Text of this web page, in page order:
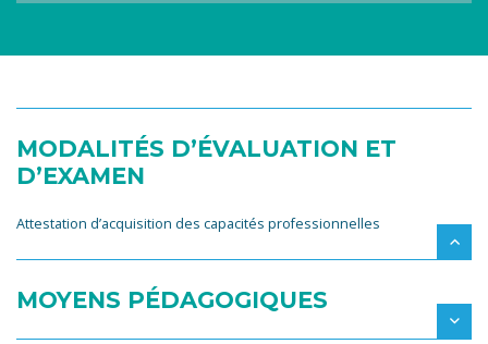
MODALITÉS D’ÉVALUATION ET
D’EXAMEN
Attestation d’acquisition des capacités professionnelles
MOYENS PÉDAGOGIQUES